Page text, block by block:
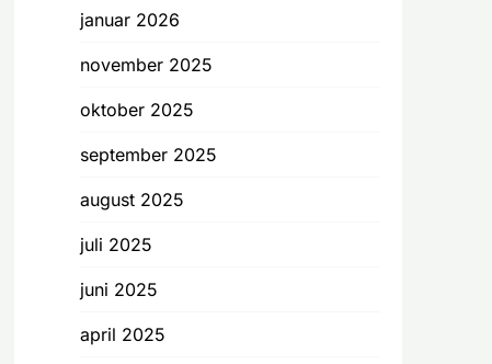
januar 2026
november 2025
oktober 2025
september 2025
august 2025
juli 2025
juni 2025
april 2025